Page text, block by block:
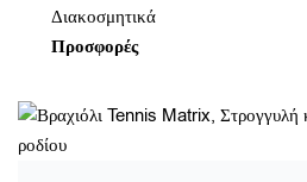
Διακοσμητικά
Προσφορές